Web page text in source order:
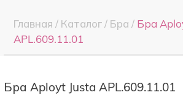
Главная / Каталог/ Бра / Бра
APL.609.11.01
Бра Aployt Justa APL.609.11.01